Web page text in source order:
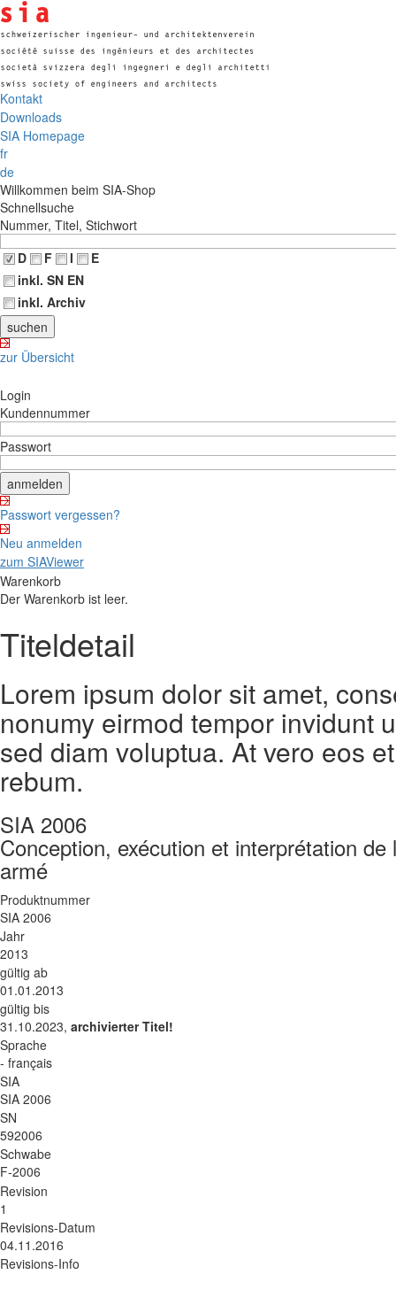
Kontakt
Downloads
SIA Homepage
fr
de
Willkommen beim SIA-Shop
Schnellsuche
Nummer, Titel, Stichwort
D
F I
E
inkl. SN EN
inkl. Archiv
zur Übersicht
Login
Kundennummer
Passwort
Passwort vergessen?
Neu anmelden
zum SIAViewer
Warenkorb
Der Warenkorb ist leer.
Titeldetail
Lorem ipsum dolor sit amet,
nonumy eirmod tempor invidunt
sed diam voluptua. At vero eos
rebum.
SIA 2006
Conception, exécution et interprétation
armé
Produktnummer
SIA 2006
Jahr
2013
gültig ab
01.01.2013
gültig bis
31.10.2023, archivierter Titel!
Sprache
- français
SIA
SIA 2006
SN
592006
Schwabe
F-2006
Revision
1
Revisions-Datum
04.11.2016
Revisions-Info